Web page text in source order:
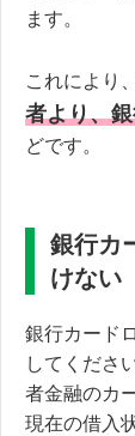
ます。
これにより
者より、
どです。
銀行カ
けない
銀行カード
してくださ
者金融のカ
現在の借入